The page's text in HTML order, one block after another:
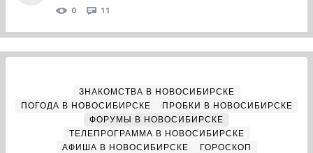
0 11
ЗНАКОМСТВА В НОВОСИБИРСКЕ
ПОГОДА В НОВОСИБИРСКЕ
ПРОБКИ В НОВОСИБИРСКЕ
ФОРУМЫ В НОВОСИБИРСКЕ
ТЕЛЕПРОГРАММА В НОВОСИБИРСКЕ
АФИША В НОВОСИБИРСКЕ
ГОРОСКОП